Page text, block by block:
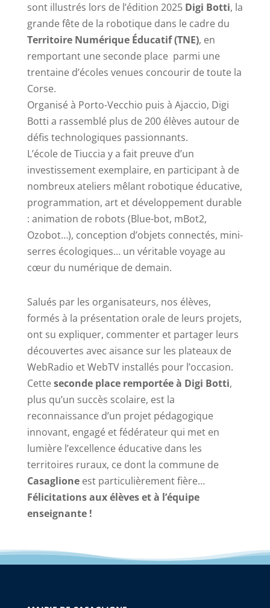
sont illustrés lors de l’édition 2025 Digi Botti, la
grande fête de la robotique dans le cadre du
Territoire Numérique Éducatif (TNE), en
remportant une seconde place parmi une
trentaine d’écoles venues concourir de toute la
Corse.
Organisé à Porto-Vecchio puis à Ajaccio, Digi
Botti a rassemblé plus de 200 élèves autour de
défis technologiques passionnants.
L’école de Tiuccia y a fait preuve d’un
investissement exemplaire, en participant à de
nombreux ateliers mêlant robotique éducative,
programmation, art et développement durable
: animation de robots (Blue-bot, mBot2,
Ozobot…), conception d’objets connectés, mini-
serres écologiques… un véritable voyage au
cœur du numérique de demain.
Salués par les organisateurs, nos élèves,
formés à la présentation orale de leurs projets,
ont su expliquer, commenter et partager leurs
découvertes avec aisance sur les plateaux de
WebRadio et WebTV installés pour l’occasion.
Cetteseconde place remportée à Digi Botti,
plus qu’un succès scolaire, est la
reconnaissance d’un projet pédagogique
innovant, engagé et fédérateur qui met en
lumière l’excellence éducative dans les
territoires ruraux, ce dont la commune de
Casaglioneest particulièrement fière…
Félicitations aux élèves et à l’équipe
enseignante !